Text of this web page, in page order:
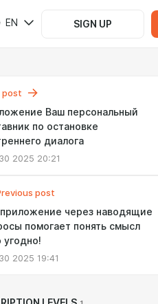
EN SIGN UP
post
Ваш персональный
по остановке
диалога
2025 20:21
post
через наводящие
помогает понять смысл
угодно!
2025 19:41